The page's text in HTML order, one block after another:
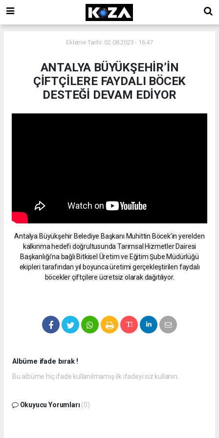
Ekleme Tarihi: 02.08.2023 - 16:47
ANTALYA BÜYÜKŞEHİR’İN
ÇİFTÇİLERE FAYDALI BÖCEK
DESTEĞİ DEVAM EDİYOR
Antalya Büyükşehir Belediye Başkanı Muhittin Böcek’in yerelden
kalkınma hedefi doğrultusunda Tarımsal Hizmetler Dairesi
Başkanlığı’na bağlı Bitkisel Üretim ve Eğitim Şube Müdürlüğü
ekipleri tarafından yıl boyunca üretimi gerçekleştirilen faydalı
böcekler çiftçilere ücretsiz olarak dağıtılıyor.
Albüme ifade bırak !
Bu albüme hiç ifade kullanılmamış ilk ifadeyi siz kullanın.
Okuyucu Yorumları (0)